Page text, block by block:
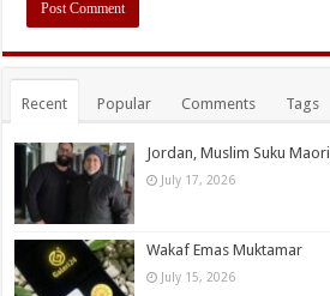
Recent Popular Comments Tags
Jordan, Muslim Suku Maori
July 17, 2026
Wakaf Emas Muktamar
July 15, 2026